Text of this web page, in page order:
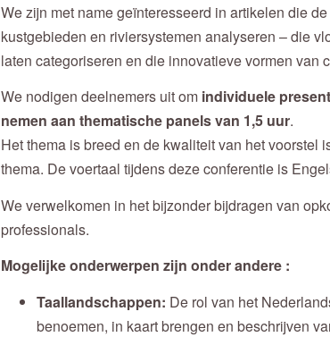
We zijn met name geïnteresseerd in artikelen die
kustgebieden en riviersystemen analyseren – die
laten categoriseren en die innovatieve vormen
We nodigen deelnemers uit om individuele
nemen aan thematische panels van 1,5 uur.
Het thema is breed en de kwaliteit van het voorstel
thema. De voertaal tijdens deze conferentie is
We verwelkomen in het bijzonder bijdragen van
professionals.
Mogelijke onderwerpen zijn onder andere :
Taallandschappen: De rol van het
benoemen, in kaart brengen en beschrijven